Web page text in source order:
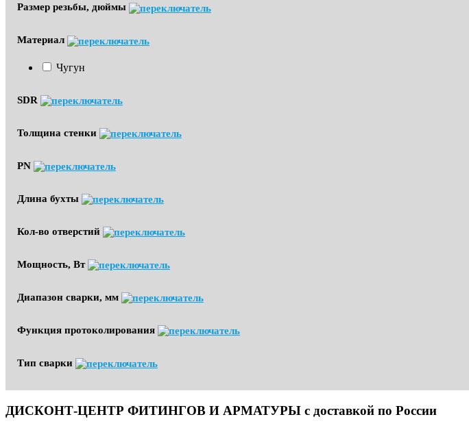
Размер резьбы, дюймы
Материал
Чугун
SDR
Толщина стенки
PN
Длина бухты
Кол-во отверстий
Мощность, Вт
Диапазон сварки, мм
Функция протоколирования
Тип сварки
ДИСКОНТ-ЦЕНТР ФИТИНГОВ И АРМАТУРЫ с доставкой по России